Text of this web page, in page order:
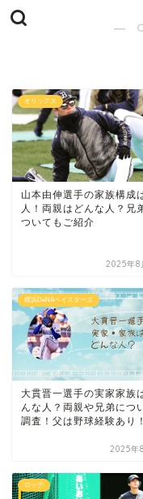
―
オリックス
山本由伸選手の家族構成
人！両親はどんな人？兄
ついてもご紹介
2025年8
横浜DeNAベイスターズ
大貫晋一選手の実家家族
んな人？両親や兄弟につ
調査！父は野球経験あり！
2025年
ロッテ